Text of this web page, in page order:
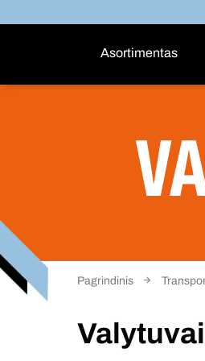
Asortimentas
Pagrindinis